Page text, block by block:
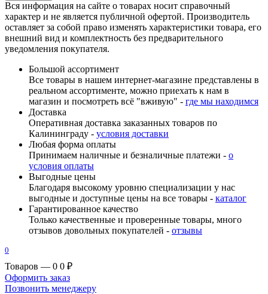
Вся информация на сайте о товарах носит справочный
характер и не является публичной офертой. Производитель
оставляет за собой право изменять характеристики товара, его
внешний вид и комплектность без предварительного
уведомления покупателя.
Большой ассортимент
Все товары в нашем интернет-магазине представлены в
реальном ассортименте, можно приехать к нам в
магазин и посмотреть всё "вживую" - где мы находимся
Доставка
Оперативная доставка заказанных товаров по
Калининграду - условия доставки
Любая форма оплаты
Принимаем наличные и безналичные платежи - о
условия оплаты
Выгодные цены
Благодаря высокому уровню специализации у нас
выгодные и доступные цены на все товары - каталог
Гарантированное качество
Только качественные и проверенные товары, много
отзывов довольных покупателей - отзывы
0
Товаров — 0 0 ₽
Оформить заказ
Позвонить менеджеру